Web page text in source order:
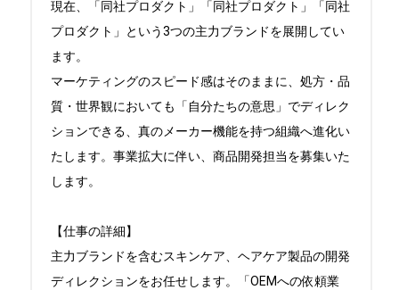
現在、「同社プロダクト」「同社プロダクト」「同社
プロダクト」という3つの主力ブランドを展開してい
ます。
マーケティングのスピード感はそのままに、処方・品
質・世界観においても「自分たちの意思」でディレク
ションできる、真のメーカー機能を持つ組織へ進化い
たします。事業拡大に伴い、商品開発担当を募集いた
します。
【仕事の詳細】
主力ブランドを含むスキンケア、ヘアケア製品の開発
ディレクションをお任せします。「OEMへの依頼業